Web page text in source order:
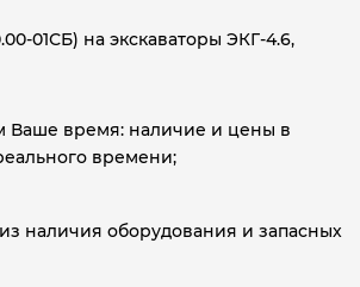
01СБ) на экскаваторы ЭКГ-4.6,
Ваше время: наличие и цены в
времени;
из наличия оборудования и запасных